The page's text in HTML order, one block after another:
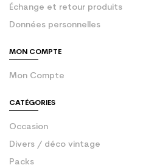
Échange et retour produits
Données personnelles
MON COMPTE
Mon Compte
CATÉGORIES
Occasion
Divers / déco vintage
Packs